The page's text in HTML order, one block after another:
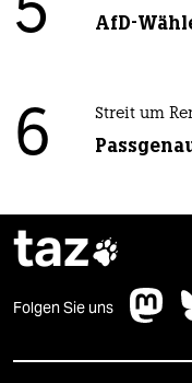
5 AfD-
6 Streit um
taz
Folgen Sie uns